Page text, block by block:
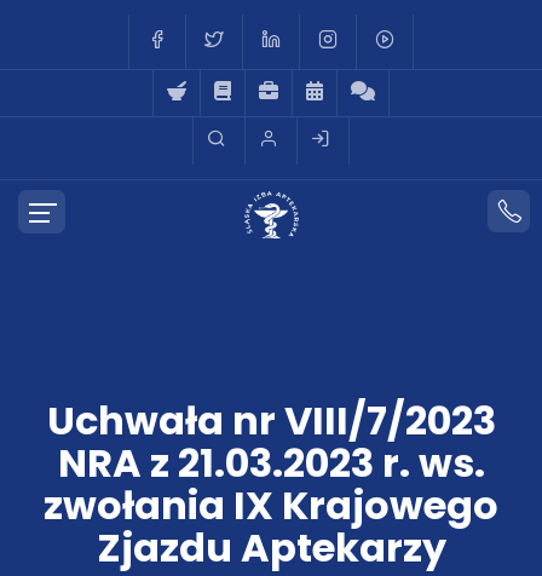
Uchwała nr VIII/7/2023
NRA z 21.03.2023 r. ws.
zwołania IX Krajowego
Zjazdu Aptekarzy